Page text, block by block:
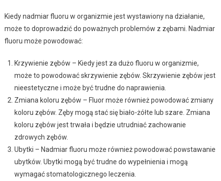
Kiedy nadmiar fluoru w organizmie jest wystawiony na działanie,
może to doprowadzić do poważnych problemów z zębami. Nadmiar
fluoru może powodować:
Krzywienie zębów – Kiedy jest za dużo fluoru w organizmie,
może to powodować skrzywienie zębów. Skrzywienie zębów jest
nieestetyczne i może być trudne do naprawienia.
Zmiana koloru zębów – Fluor może również powodować zmiany
koloru zębów. Zęby mogą stać się biało-żółte lub szare. Zmiana
koloru zębów jest trwała i będzie utrudniać zachowanie
zdrowych zębów.
Ubytki – Nadmiar fluoru może również powodować powstawanie
ubytków. Ubytki mogą być trudne do wypełnienia i mogą
wymagać stomatologicznego leczenia.